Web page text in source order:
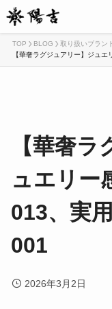
TOP BLOG
取り扱いブラン
【華奢ラグジュアリー】ジュ
【華奢
ュエリー
013、実
001
2026年3月2日